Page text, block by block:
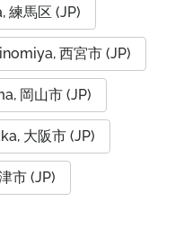
練馬区 (JP)
西宮市 (JP)
岡山市 (JP)
大阪市 (JP)
市 (JP)